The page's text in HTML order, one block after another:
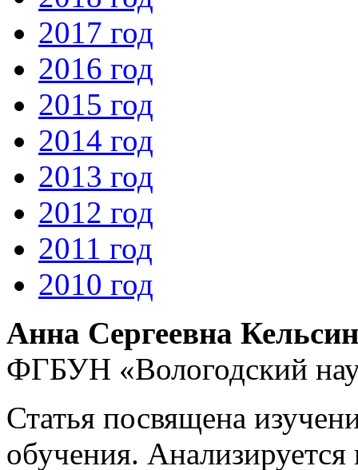
2017 год
2016 год
2015 год
2014 год
2013 год
2012 год
2011 год
2010 год
Анна Сергеевна
ФГБУН «Вологодский
Статья посвящена
обучения. Анализируется